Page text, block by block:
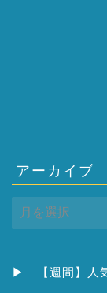
アーカイブ
ー
ブ
▶ 【週間】